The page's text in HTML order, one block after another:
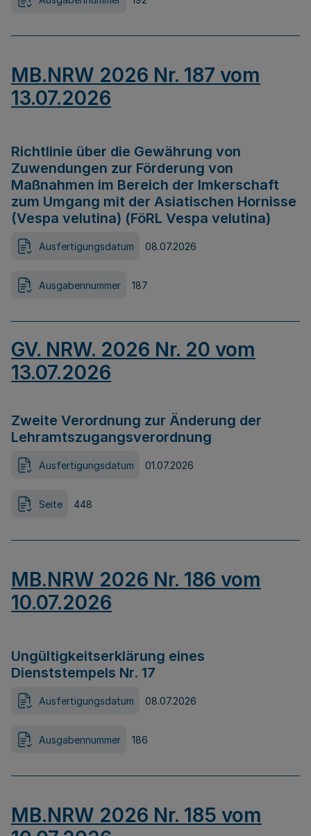
MB.NRW 2026 Nr. 187 vom
13.07.2026
Richtlinie über die Gewährung von
Zuwendungen zur Förderung von
Maßnahmen im Bereich der Imkerschaft
zum Umgang mit der Asiatischen Hornisse
(Vespa velutina) (FöRL Vespa velutina)
Ausfertigungsdatum 08.07.2026
Ausgabennummer 187
GV. NRW. 2026 Nr. 20 vom
13.07.2026
Zweite Verordnung zur Änderung der
Lehramtszugangsverordnung
Ausfertigungsdatum 01.07.2026
Seite 448
MB.NRW 2026 Nr. 186 vom
10.07.2026
Ungültigkeitserklärung eines
Dienststempels Nr. 17
Ausfertigungsdatum 08.07.2026
Ausgabennummer 186
MB.NRW 2026 Nr. 185 vom